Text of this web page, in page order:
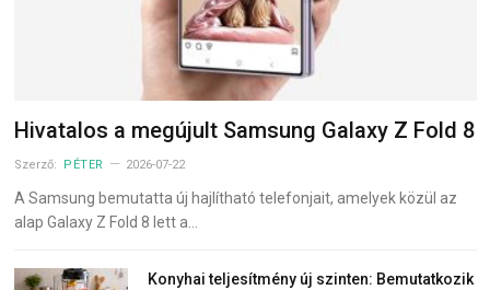
Hivatalos a megújult Samsung Galaxy Z Fold 8
Szerző: PÉTER 2026-07-22
A Samsung bemutatta új hajlítható telefonjait, amelyek közül az
alap Galaxy Z Fold 8 lett a…
Konyhai teljesítmény új szinten: Bemutatkozik